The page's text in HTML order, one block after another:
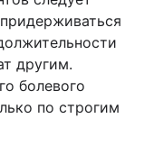
другим.
болевого
по строгим